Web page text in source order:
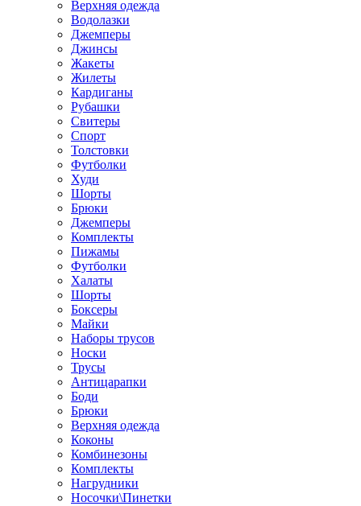
Верхняя одежда
Водолазки
Джемперы
Джинсы
Жакеты
Жилеты
Кардиганы
Рубашки
Свитеры
Спорт
Толстовки
Футболки
Худи
Шорты
Брюки
Джемперы
Комплекты
Пижамы
Футболки
Халаты
Шорты
Боксеры
Майки
Наборы трусов
Носки
Трусы
Антицарапки
Боди
Брюки
Верхняя одежда
Коконы
Комбинезоны
Комплекты
Нагрудники
Носочки\Пинетки